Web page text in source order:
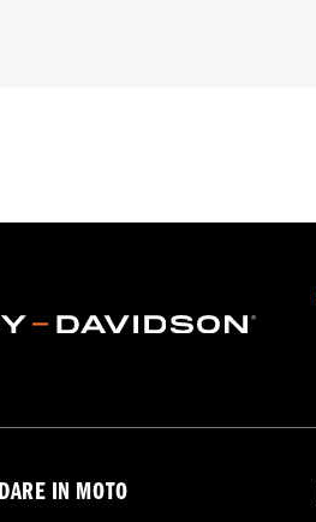
IN MOTO